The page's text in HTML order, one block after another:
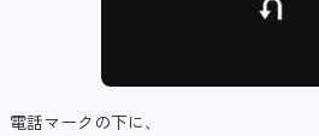
電話マークの下に、